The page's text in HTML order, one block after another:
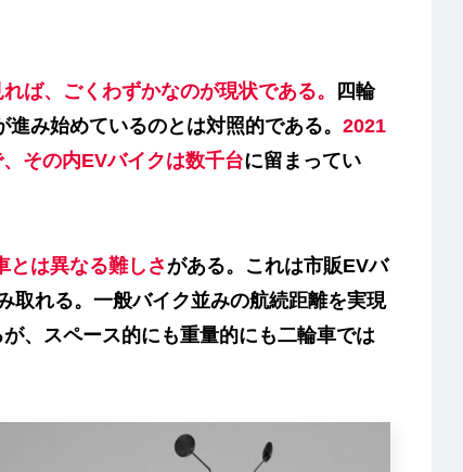
ば、ごくわずかなのが現状である。
四輪
み始めているのとは対照的である。 2021
その内EVバイクは数千台に留まってい
とは異なる難しさ がある。これは市販EVバ
取れる。一般バイク並みの航続距離を実現
、スペース的にも重量的にも二輪車では